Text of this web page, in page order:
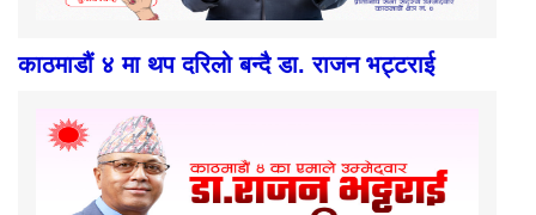
काठमाडौं ४ मा थप दरिलो बन्दै डा. राजन भट्टराई